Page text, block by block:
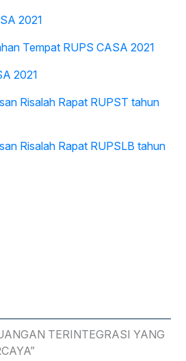
2021
Tempat RUPS CASA 2021
2021
Risalah Rapat RUPST tahun
Risalah Rapat RUPSLB tahun
TERINTEGRASI YANG